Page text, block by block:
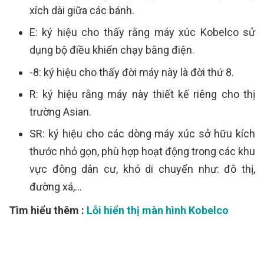
xích dài giữa các bánh.
E: ký hiệu cho thấy rằng máy xúc Kobelco sử
dụng bộ điều khiển chạy bằng điện.
-8: ký hiệu cho thấy đời máy này là đời thứ 8.
R: ký hiệu rằng máy này thiết kế riêng cho thị
trường Asian.
SR: ký hiệu cho các dòng máy xúc sở hữu kích
thước nhỏ gọn, phù hợp hoạt động trong các khu
vực đông dân cư, khó di chuyển như: đô thị,
đường xá,...
Tìm hiểu thêm : Lỗi hiển thị màn hình Kobelco